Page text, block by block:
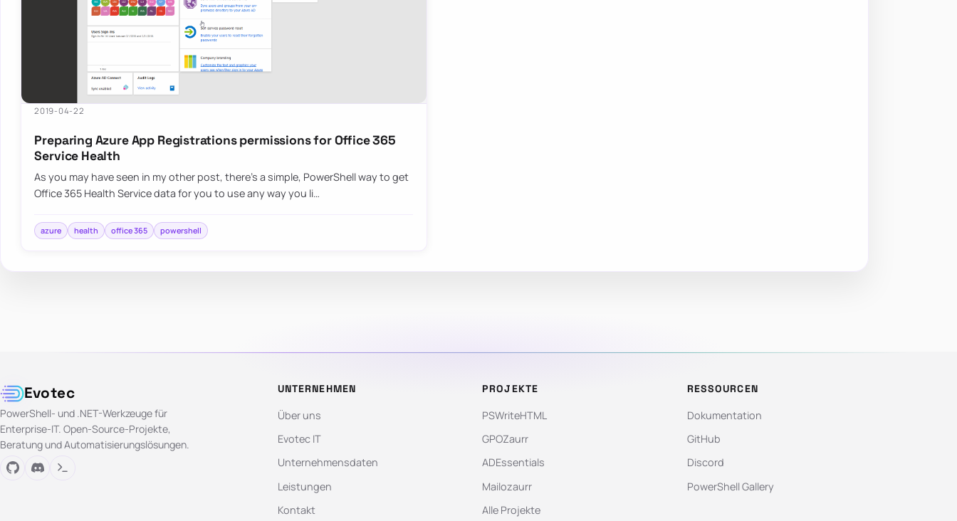
2019-04-22
Preparing Azure App Registrations permissions for Office 365
Service Health
As you may have seen in my other post, there’s a simple, PowerShell way to get
Office 365 Health Service data for you to use any way you li…
azure health office 365 powershell
Evotec
PowerShell- und .NET-Werkzeuge für
Enterprise-IT. Open-Source-Projekte,
Beratung und Automatisierungslösungen.
UNTERNEHMEN
Über uns
Evotec IT
Unternehmensdaten
Leistungen
Kontakt
PROJEKTE
PSWriteHTML
GPOZaurr
ADEssentials
Mailozaurr
Alle Projekte
RESSOURCEN
Dokumentation
GitHub
Discord
PowerShell Gallery